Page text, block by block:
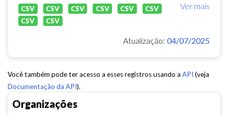
Organizações
Ver mais
CSV CSV CSV CSV CSV
CSV
CSV
CSV
Atualização: 04/07/2025
Você também pode ter acesso a esses registros usando a API (veja
Documentação da API).